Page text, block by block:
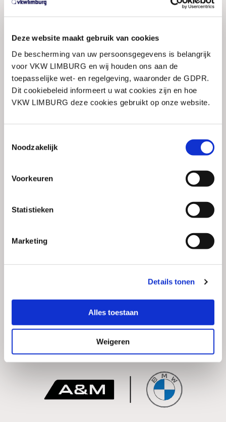
Deze website maakt gebruik van cookies
De bescherming van uw persoonsgegevens is belangrijk
voor VKW LIMBURG en wij houden ons aan de
toepasselijke wet- en regelgeving, waaronder de GDPR.
Dit cookiebeleid informeert u wat cookies zijn en hoe
VKW LIMBURG deze cookies gebruikt op onze website.
Noodzakelijk
Voorkeuren
Statistieken
Marketing
Details tonen
Alles toestaan
Weigeren
Social
Facebook
Instagram
Onze structurele partners